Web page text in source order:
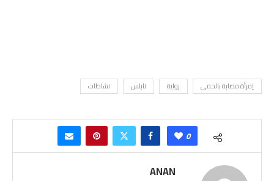
إمرأة مصابة بالحمى رواية نابلس نشاطات
0
ANAN